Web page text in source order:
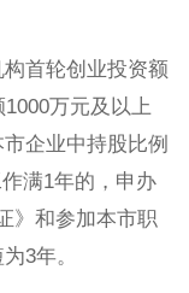
首轮创业投资额
万元及以上
企业中持股比例
满1年的，申办
》和参加本市职
3年。